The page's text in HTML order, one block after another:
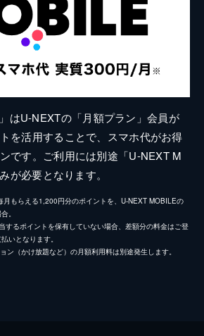
はU-NEXTの「月額プラン」会員が
を活用することで、スマホ代がお得
です。ご利用には別途「U-NEXT M
が必要となります。
月もらえる1,200円分のポイントを、U-NEXT MOBILEの
。
するポイントを保有していない場合、差額分の料金はご登
いとなります。
ン（かけ放題など）の月額利用料は別途発生します。